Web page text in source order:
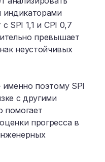
индикаторами
SPI 1,1 и CPI 0,7
превышает
неустойчивых
именно поэтому SPI
с другими
помогает
прогресса в